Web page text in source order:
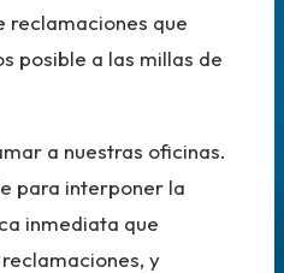
reclamaciones que
posible a las millas de
a nuestras oficinas.
para interponer la
inmediata que
y